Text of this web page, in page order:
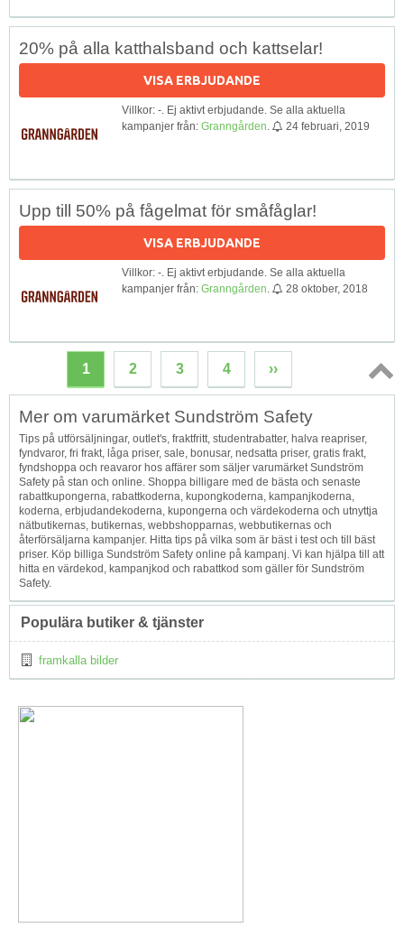
20% på alla katthalsband och kattselar!
VISA ERBJUDANDE
Villkor: -. Ej aktivt erbjudande. Se alla aktuella
kampanjer från: Granngården 24 februari, 2019
Upp till 50% på fågelmat för småfåglar!
VISA ERBJUDANDE
Villkor: -. Ej aktivt erbjudande. Se alla aktuella
kampanjer från: Granngården 28 oktober, 2018
1 2 3 4 ››
Topp
Mer om varumärket Sundström Safety
Tips på utförsäljningar, outlet's, fraktfritt, studentrabatter, halva reapriser,
fyndvaror, fri frakt, låga priser, sale, bonusar, nedsatta priser, gratis frakt,
fyndshoppa och reavaror hos affärer som säljer varumärket Sundström
Safety på stan och online. Shoppa billigare med de bästa och senaste
rabattkupongerna, rabattkoderna, kupongkoderna, kampanjkoderna,
koderna, erbjudandekoderna, kupongerna och värdekoderna och utnyttja
nätbutikernas, butikernas, webbshopparnas, webbutikernas och
återförsäljarna kampanjer. Hitta tips på vilka som är bäst i test och till bäst
priser. Köp billiga Sundström Safety online på kampanj. Vi kan hjälpa till att
hitta en värdekod, kampanjkod och rabattkod som gäller för Sundström
Safety.
Populära butiker & tjänster
framkalla bilder